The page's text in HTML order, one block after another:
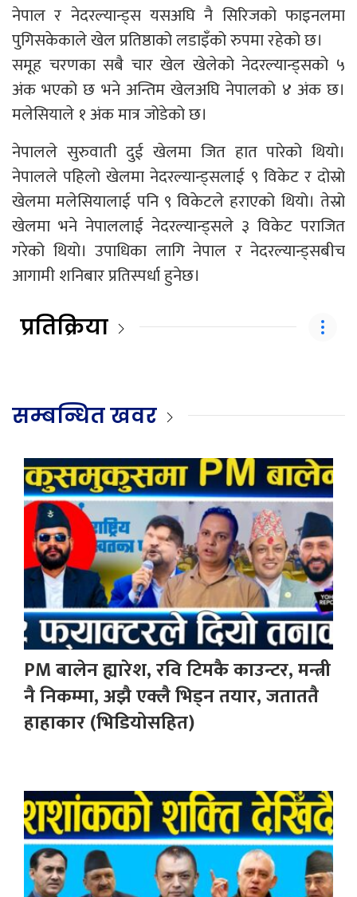
नेपाल र नेदरल्यान्ड्स यसअघि नै सिरिजको फाइनलमा
पुगिसकेकाले खेल प्रतिष्ठाको लडाइँको रुपमा रहेको छ।
समूह चरणका सबै चार खेल खेलेको नेदरल्यान्ड्सको ५
अंक भएको छ भने अन्तिम खेलअघि नेपालको ४ अंक छ।
मलेसियाले १ अंक मात्र जोडेको छ।
नेपालले सुरुवाती दुई खेलमा जित हात पारेको थियो।
नेपालले पहिलो खेलमा नेदरल्यान्ड्सलाई ९ विकेट र दोस्रो
खेलमा मलेसियालाई पनि ९ विकेटले हराएको थियो। तेस्रो
खेलमा भने नेपाललाई नेदरल्यान्ड्सले ३ विकेट पराजित
गरेको थियो। उपाधिका लागि नेपाल र नेदरल्यान्ड्सबीच
आगामी शनिबार प्रतिस्पर्धा हुनेछ।
प्रतिक्रिया
सम्बन्धित खवर
PM बालेन ह्यारेश, रवि टिमकै काउन्टर, मन्त्री
नै निकम्मा, अझै एक्लै भिड्न तयार, जताततै
हाहाकार (भिडियोसहित)